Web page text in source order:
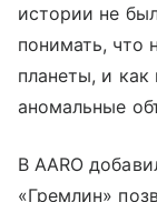
истории не
понимать, что
планеты, и
аномальные
В AARO
«Гремлин»